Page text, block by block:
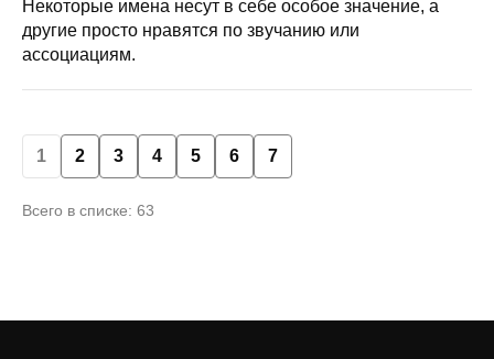
Некоторые имена несут в себе особое значение, а
другие просто нравятся по звучанию или
ассоциациям.
1 2 3 4 5 6 7
Всего в списке: 63